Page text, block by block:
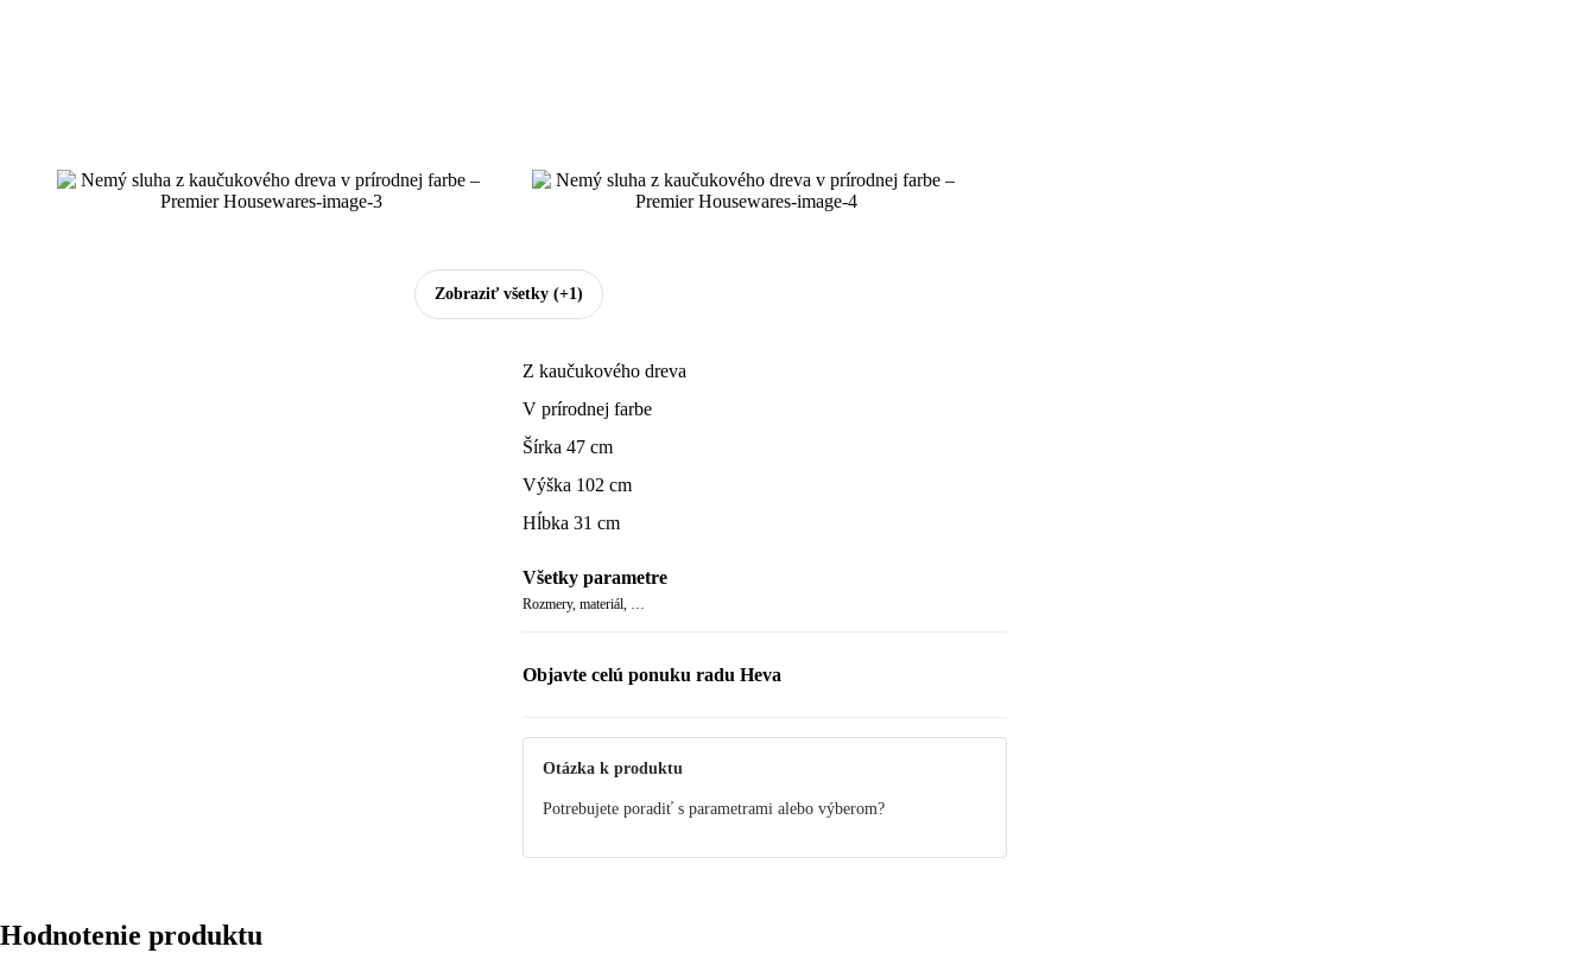
Zobraziť všetky(+1)
Z kaučukového dreva
V prírodnej farbe
Šírka 47 cm
Výška 102 cm
Hĺbka 31 cm
Všetky parametre
Rozmery, materiál, …
Objavte celú ponuku radu Heva
Otázka k produktu
Potrebujete poradiť s parametrami alebo výberom?
Hodnotenie produktu